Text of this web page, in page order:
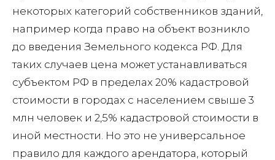
некоторых категорий собственников зданий,
например когда право на объект возникло
до введения Земельного кодекса РФ. Для
таких случаев цена может устанавливаться
субъектом РФ в пределах 20% кадастровой
стоимости в городах с населением свыше 3
млн человек и 2,5% кадастровой стоимости в
иной местности. Но это не универсальное
правило для каждого арендатора, который